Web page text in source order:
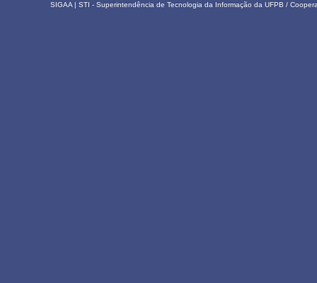
SIGAA | STI - Superintendência de Tecnologia da Informação da UFPB /